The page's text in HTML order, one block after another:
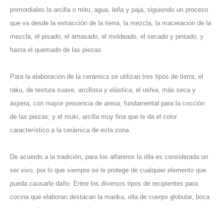
primordiales la arcilla o mitu, agua, leña y paja, siguiendo un proceso
que va desde la extracción de la tierra, la mezcla, la maceración de la
mezcla, el pisado, el amasado, el moldeado, el secado y pintado, y
hasta el quemado de las piezas.
Para la elaboración de la cerámica se utilizan tres tipos de tierra: el
raku, de textura suave, arcillosa y elástica; el ushia, más seca y
áspera, con mayor presencia de arena, fundamental para la cocción
de las piezas; y el muki, arcilla muy fina que le da el color
característico a la cerámica de esta zona.
De acuerdo a la tradición, para los alfareros la olla es considerada un
ser vivo, por lo que siempre se le protege de cualquier elemento que
pueda causarle daño. Entre los diversos tipos de recipientes para
cocina que elaboran destacan la manka, olla de cuerpo globular, boca